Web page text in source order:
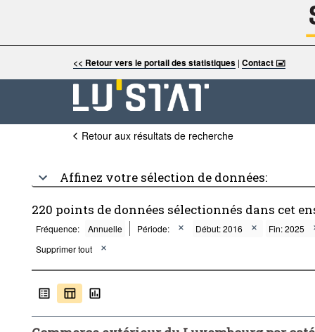
<< Retour vers le portail des statistiques| Contact 🖃
Retour aux résultats de recherche
Affinez votre sélection de données:
220 points de données sélectionnés dans cet
Fréquence: Annuelle Période: Début: 2016
Fin: 2025
Supprimer tout